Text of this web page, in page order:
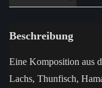
Beschreibung
Eine Komposition aus
Lachs, Thunfisch,